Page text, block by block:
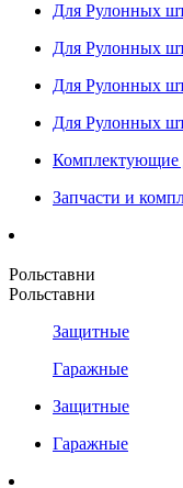
Для Рулонных
Для Рулонных
Для Рулонных
Для Рулонных
Комплектующие
Запчасти и
Рольставни
Рольставни
Защитные
Гаражные
Защитные
Гаражные